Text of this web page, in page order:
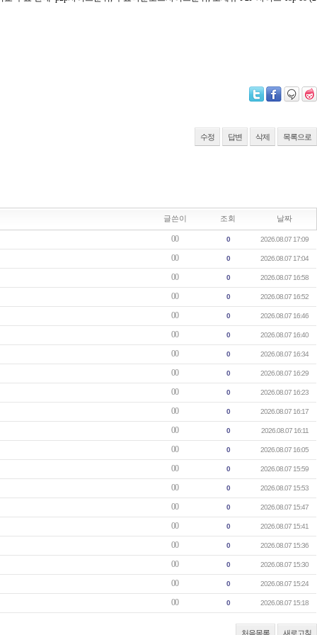
수정 답변 삭제 목록으로
글쓴이 조회 날짜
00 0 2026.08.07 17:09
00 0 2026.08.07 17:04
00 0 2026.08.07 16:58
00 0 2026.08.07 16:52
00 0 2026.08.07 16:46
00 0 2026.08.07 16:40
00 0 2026.08.07 16:34
00 0 2026.08.07 16:29
00 0 2026.08.07 16:23
00 0 2026.08.07 16:17
00 0 2026.08.07 16:11
00 0 2026.08.07 16:05
00 0 2026.08.07 15:59
00 0 2026.08.07 15:53
00 0 2026.08.07 15:47
00 0 2026.08.07 15:41
00 0 2026.08.07 15:36
00 0 2026.08.07 15:30
00 0 2026.08.07 15:24
00 0 2026.08.07 15:18
처음목록 새로고침